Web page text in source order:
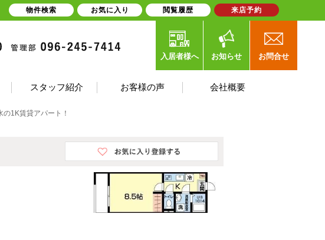
入居者様へ お知らせ お問合せ
スタッフ紹介 お客様の声 会社概要
1K賃貸アパート！
物件検索 お気に入り 閲覧履歴 来店予約